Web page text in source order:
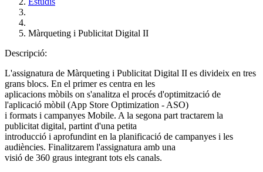
Màrqueting i Publicitat Digital II
Descripció:
L'assignatura de Màrqueting i Publicitat Digital II es divideix en tres
grans blocs. En el primer es centra en les
aplicacions mòbils on s'analitza el procés d'optimització de
l'aplicació mòbil (App Store Optimization - ASO)
i formats i campanyes Mobile. A la segona part tractarem la
publicitat digital, partint d'una petita
introducció i aprofundint en la planificació de campanyes i les
audiències. Finalitzarem l'assignatura amb una
visió de 360 graus integrant tots els canals.